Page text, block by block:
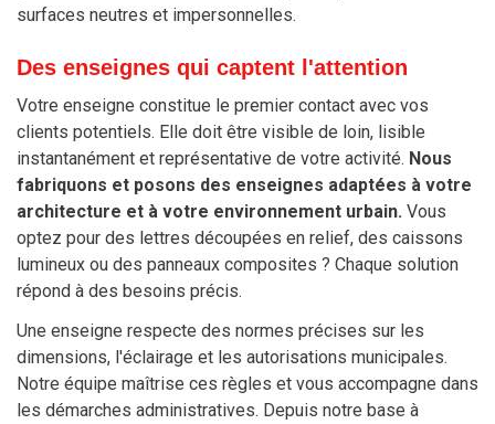
surfaces neutres et impersonnelles.
Des enseignes qui captent l'attention
Votre enseigne constitue le premier contact avec vos
clients potentiels. Elle doit être visible de loin, lisible
instantanément et représentative de votre activité. Nous
fabriquons et posons des enseignes adaptées à votre
architecture et à votre environnement urbain. Vous
optez pour des lettres découpées en relief, des caissons
lumineux ou des panneaux composites ? Chaque solution
répond à des besoins précis.
Une enseigne respecte des normes précises sur les
dimensions, l'éclairage et les autorisations municipales.
Notre équipe maîtrise ces règles et vous accompagne dans
les démarches administratives. Depuis notre base à